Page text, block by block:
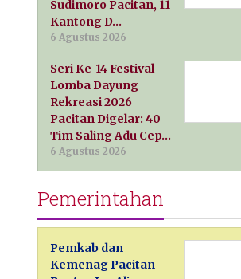
Sudimoro Pacitan, 11
Kantong D…
6 Agustus 2026
Seri Ke-14 Festival
Lomba Dayung
Rekreasi 2026
Pacitan Digelar: 40
Tim Saling Adu Cep…
6 Agustus 2026
Pemerintahan
Pemkab dan
Kemenag Pacitan